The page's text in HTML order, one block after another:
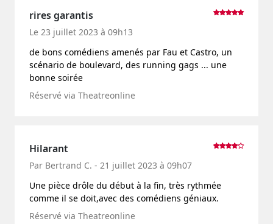
rires garantis
Le 23 juillet 2023 à 09h13
de bons comédiens amenés par Fau et Castro, un
scénario de boulevard, des running gags ... une
bonne soirée
Réservé via Theatreonline
Hilarant
Par Bertrand C. - 21 juillet 2023 à 09h07
Une pièce drôle du début à la fin, très rythmée
comme il se doit,avec des comédiens géniaux.
Réservé via Theatreonline